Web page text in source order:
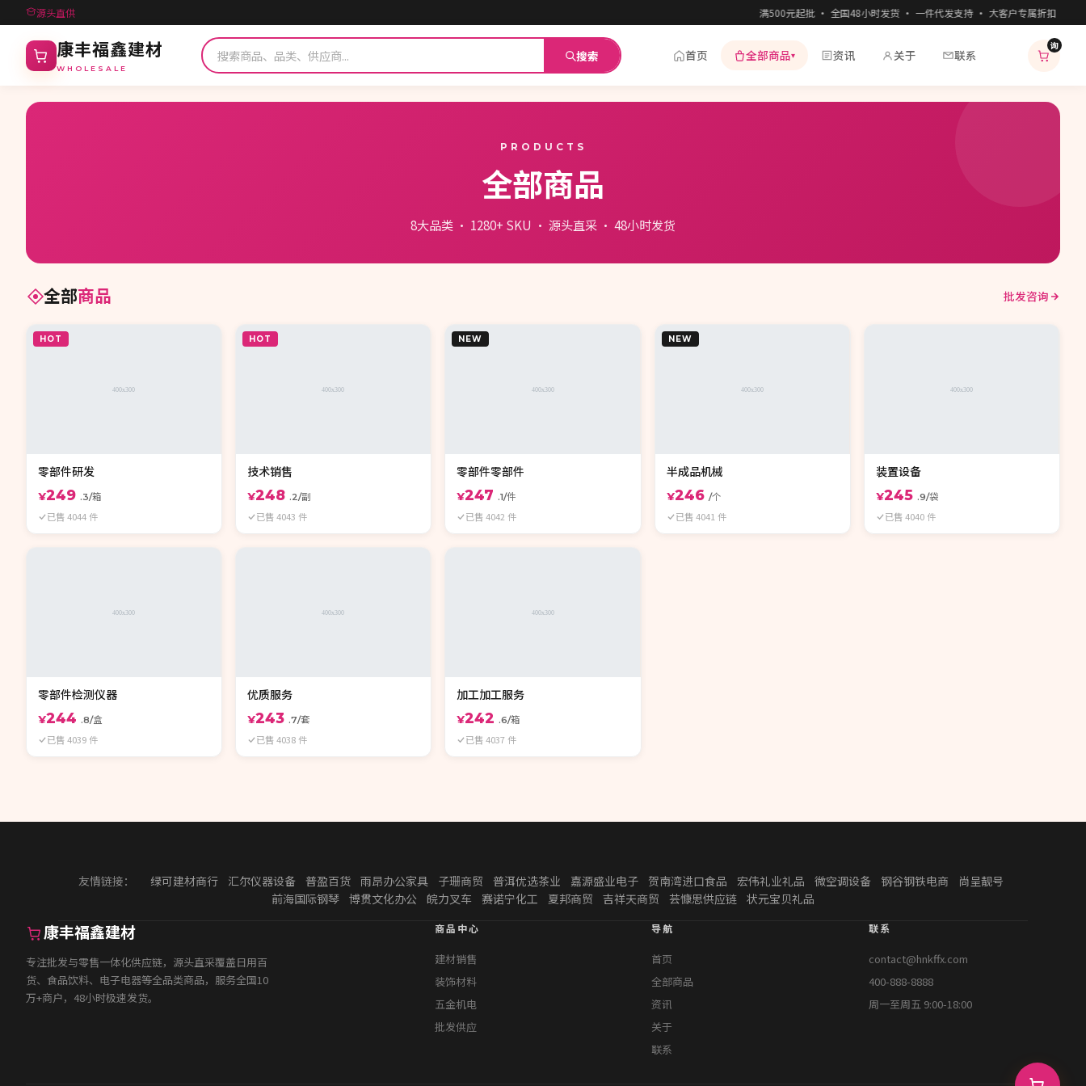
源头直供 满500元起批 · 全国48小时发货 · 一件代发支持 · 大客户专属折扣 · 7天
康丰福鑫建材
WHOLESALE
搜索 首页 全部商品▾ 资讯 关于 联系
询
PRODUCTS
全部商品
8大品类 · 1280+ SKU · 源头直采 · 48小时发货
全部商品 批发咨询
HOT
零部件研发
¥249 .3/箱
已售 4044 件
HOT
技术销售
¥248 .2/副
已售 4043 件
NEW
零部件零部件
¥247 .1/件
已售 4042 件
NEW
半成品机械
¥246 /个
已售 4041 件
装置设备
¥245 .9/袋
已售 4040 件
零部件检测仪器
¥244 .8/盒
已售 4039 件
优质服务
¥243 .7/套
已售 4038 件
加工加工服务
¥242 .6/箱
已售 4037 件
友情链接： 绿可建材商行 汇尔仪器设备 普盈百货 雨昂办公家具 子珊商贸 普洱优选茶业 嘉源盛业电子 贺南湾进口食品 宏伟礼业礼品 微空调设备 钢谷钢铁电商
尚呈靓号
前海国际钢琴 博贯文化办公 皖力叉车 赛诺宁化工 夏邦商贸 吉祥天商贸 芸慷思供应链 状元宝贝礼品
康丰福鑫建材
专注批发与零售一体化供应链，源头直采覆盖日用百
货、食品饮料、电子电器等全品类商品，服务全国10
万+商户，48小时极速发货。
商品中心
建材销售
装饰材料
五金机电
批发供应
导航
首页
全部商品
资讯
关于
联系
联系
contact@hnkffx.com
400-888-8888
周一至周五 9:00-18:00